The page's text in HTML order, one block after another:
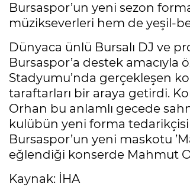
Bursaspor’un yeni sezon
müzikseverleri hem de yeşil-
Dünyaca ünlü Bursalı DJ ve
Bursaspor’a destek amacıyla
Stadyumu’nda gerçekleşen
taraftarları bir araya getirdi.
Orhan bu anlamlı gecede
kulübün yeni forma tedarikçisi
Bursaspor’un yeni maskotu
eğlendiği konserde Mahmut
Kaynak: İHA